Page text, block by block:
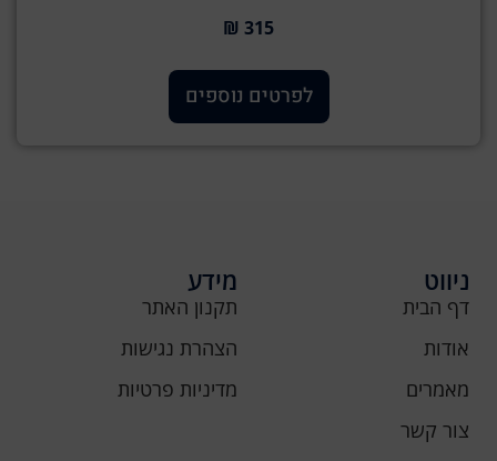
315 ₪
לפרטים נוספים
ניווט
דף הבית
אודות
מאמרים
צור קשר
מידע
תקנון האתר
הצהרת נגישות
מדיניות פרטיות